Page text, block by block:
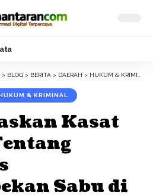
> BLOG > BERITA > DAERAH > HUKUM & KRIMINAL
& KRIMINAL
Kasat
Sabu di